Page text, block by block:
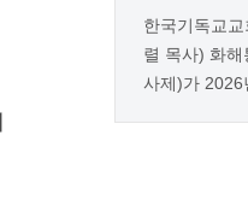
한국기독교
렬 목사) 화
사제)가 2026